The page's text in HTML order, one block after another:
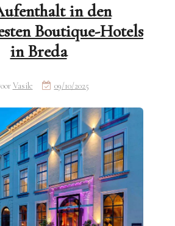
in den
Boutique-Hotels
in Breda
Vasile 09/10/2025